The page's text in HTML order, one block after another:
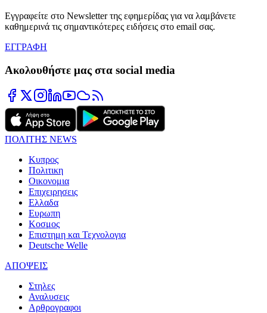
Εγγραφείτε στο Newsletter της εφημερίδας για να λαμβάνετε
καθημερινά τις σημαντικότερες ειδήσεις στο email σας.
ΕΓΓΡΑΦΗ
Ακολουθήστε μας στα social media
ΠΟΛΙΤΗΣ NEWS
Κυπρος
Πολιτικη
Οικονομια
Επιχειρησεις
Ελλαδα
Ευρωπη
Κοσμος
Επιστημη και Τεχνολογια
Deutsche Welle
ΑΠΟΨΕΙΣ
Στηλες
Αναλυσεις
Αρθρογραφοι